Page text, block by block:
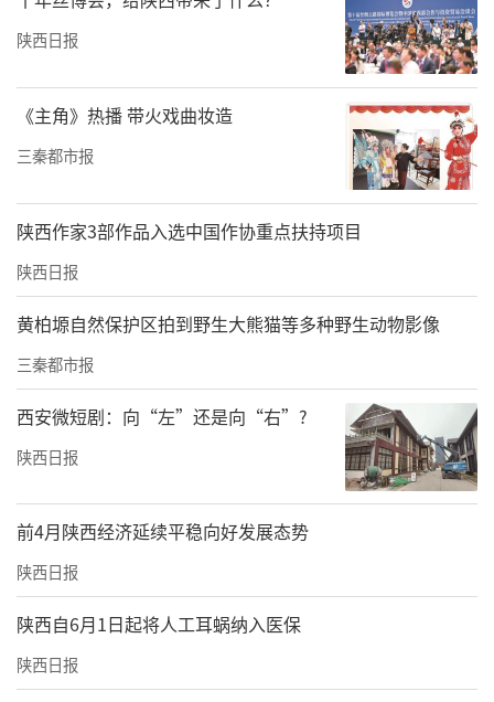
陕西日报
《主角》热播 带火戏曲妆造
三秦都市报
陕西作家3部作品入选中国作协重点扶持项目
陕西日报
黄柏塬自然保护区拍到野生大熊猫等多种野生动物影像
三秦都市报
西安微短剧：向“左”还是向“右”?
陕西日报
前4月陕西经济延续平稳向好发展态势
陕西日报
陕西自6月1日起将人工耳蜗纳入医保
陕西日报